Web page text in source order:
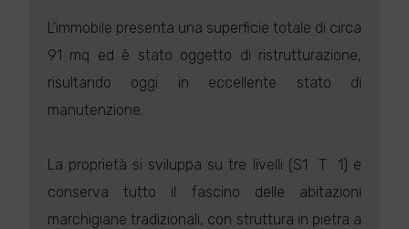
L'immobile presenta una superficie totale di circa
91 mq ed è stato oggetto di ristrutturazione,
risultando oggi in eccellente stato di
manutenzione.
La proprietà si sviluppa su tre livelli (S1  T  1) e
conserva tutto il fascino delle abitazioni
marchigiane tradizionali, con struttura in pietra a